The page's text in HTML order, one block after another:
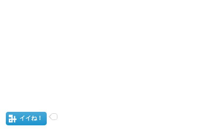
イイね！